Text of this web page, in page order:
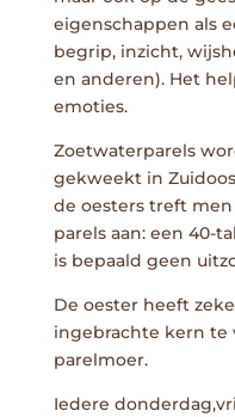
eigenschappen als
begrip, inzicht,
en anderen). Het
emoties.
Zoetwaterparels
gekweekt in
de oesters treft
parels aan: een 40-
is bepaald geen
De oester heeft
ingebrachte kern te
parelmoer.
Iedere